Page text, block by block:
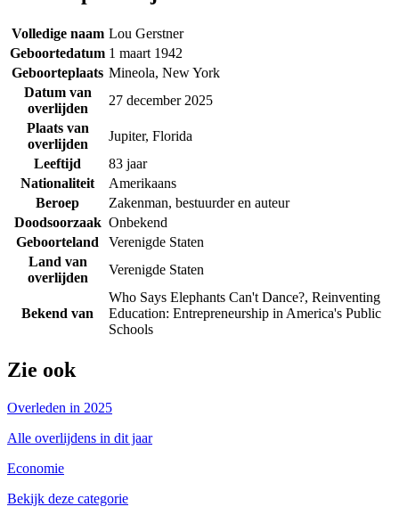
Volledige naam Lou Gerstner
Geboortedatum 1 maart 1942
Geboorteplaats Mineola, New York
Datum van
overlijden
27 december 2025
Plaats van
overlijden
Jupiter, Florida
Leeftijd
83 jaar
Nationaliteit
Amerikaans
Beroep
Zakenman, bestuurder en auteur
Doodsoorzaak Onbekend
Geboorteland
Verenigde Staten
Land van
overlijden
Verenigde Staten
Bekend van
Who Says Elephants Can't Dance?, Reinventing
Education: Entrepreneurship in America's Public
Schools
Zie ook
Overleden in 2025
Alle overlijdens in dit jaar
Economie
Bekijk deze categorie